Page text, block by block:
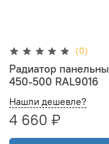
(0)
Радиатор
450-500 RAL9016
Нашли дешевле?
4 660 ₽